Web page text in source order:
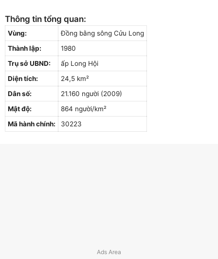
Thông tin tổng quan:
Vùng:
Đồng bằng sông Cửu Long
Thành lập:
1980
Trụ sở UBND:
ấp Long Hội
Diện tích:
24,5 km²
Dân số:
21.160 người (2009)
Mật độ:
864 người/km²
Mã hành chính:
30223